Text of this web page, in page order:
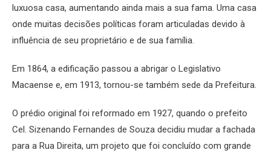
luxuosa casa, aumentando ainda mais a sua fama. Uma casa
onde muitas decisões políticas foram articuladas devido à
influência de seu proprietário e de sua família.
Em 1864, a edificação passou a abrigar o Legislativo
Macaense e, em 1913, tornou-se também sede da Prefeitura.
O prédio original foi reformado em 1927, quando o prefeito
Cel. Sizenando Fernandes de Souza decidiu mudar a fachada
para a Rua Direita, um projeto que foi concluído com grande